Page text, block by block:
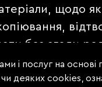
щодо
без згоди
* публікуються
і послуг на
чи деяких cookies,